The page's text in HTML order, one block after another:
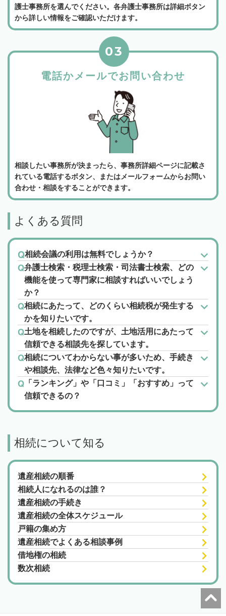
護士事務所を選んでください。各弁護士事務所は詳細ボタン
から詳しい情報をご確認いただけます。
電話かメールでお問い合わせ
03
相談したい事務所が決まったら、事務所詳細ページに記載さ
れている電話するボタン、またはメールフォームからお問い
合わせ・相談をすることができます。
よくある質問
相続会議の利用は無料でしょうか？
弁護士検索・税理士検索・司法書士検索、どの
機能を使って専門家に相談すればいいでしょう
か？
相続にあたって、どのくらい相続税が発生する
かを知りたいです。
土地を相続したのですが、土地活用にあたって
信頼できる相談先を探しています。
相続についてわからない事が多いため、手続き
や相談先、法律など色々知りたいです。
「ランキング」や「口コミ」「おすすめ」って
信頼できるの？
相続について知る
遺産相続の順番
相続人になれるのは誰？
遺産相続の手続き
遺産相続の全体スケジュール
戸籍の集め方
遺産相続でよくある相談事例
借地権の相続
数次相続